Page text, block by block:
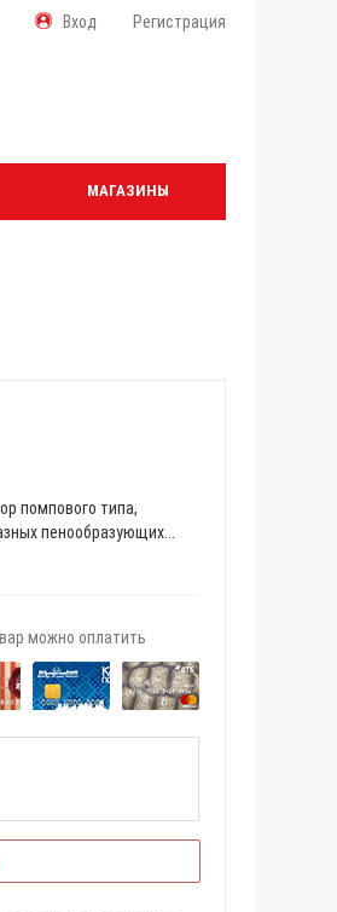
Вход Регистрация
МАГАЗИНЫ
помпового типа,
пенообразующих...
можно оплатить